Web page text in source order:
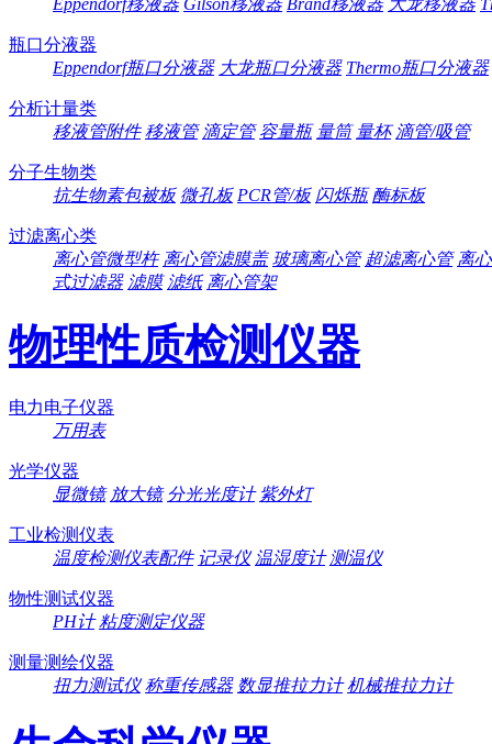
Eppendorf移液器 Gilson移液器 Brand移液器 大龙移液器
瓶口分液器
Eppendorf瓶口分液器 大龙瓶口分液器 Thermo瓶口分液器
分析计量类
移液管附件 移液管 滴定管 容量瓶 量筒 量杯 滴管/吸管
分子生物类
抗生物素包被板 微孔板 PCR管/板 闪烁瓶 酶标板
过滤离心类
离心管微型杵 离心管滤膜盖 玻璃离心管 超滤离心管 离
式过滤器 滤膜 滤纸 离心管架
物理性质检测仪器
电力电子仪器
万用表
光学仪器
显微镜 放大镜 分光光度计 紫外灯
工业检测仪表
温度检测仪表配件 记录仪 温湿度计 测温仪
物性测试仪器
PH计 粘度测定仪器
测量测绘仪器
扭力测试仪 称重传感器 数显推拉力计 机械推拉力计